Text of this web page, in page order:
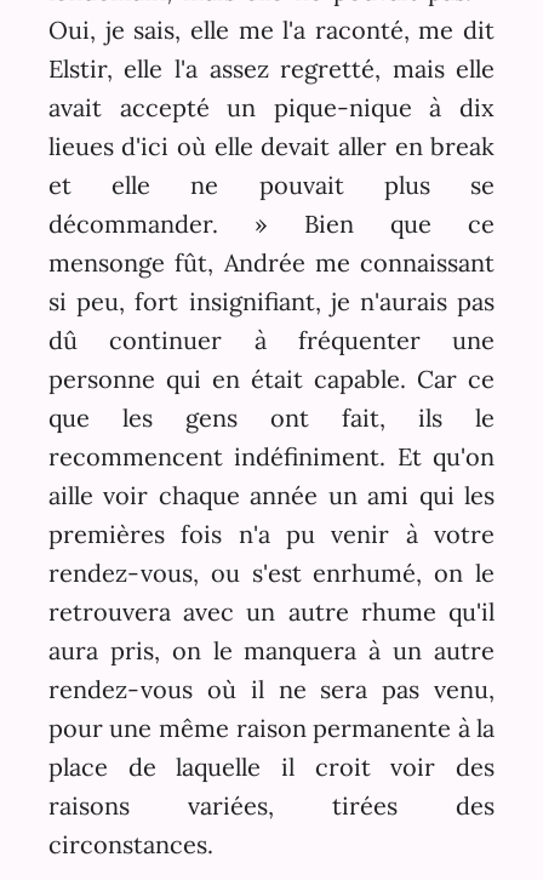
Oui, je sais, elle me l'a raconté, me dit
Elstir, elle l'a assez regretté, mais elle
avait accepté un pique-nique à dix
lieues d'ici où elle devait aller en break
et elle ne pouvait plus se
décommander. » Bien que ce
mensonge fût, Andrée me connaissant
si peu, fort insignifiant, je n'aurais pas
dû continuer à fréquenter une
personne qui en était capable. Car ce
que les gens ont fait, ils le
recommencent indéfiniment. Et qu'on
aille voir chaque année un ami qui les
premières fois n'a pu venir à votre
rendez-vous, ou s'est enrhumé, on le
retrouvera avec un autre rhume qu'il
aura pris, on le manquera à un autre
rendez-vous où il ne sera pas venu,
pour une même raison permanente à la
place de laquelle il croit voir des
raisons variées, tirées des
circonstances.